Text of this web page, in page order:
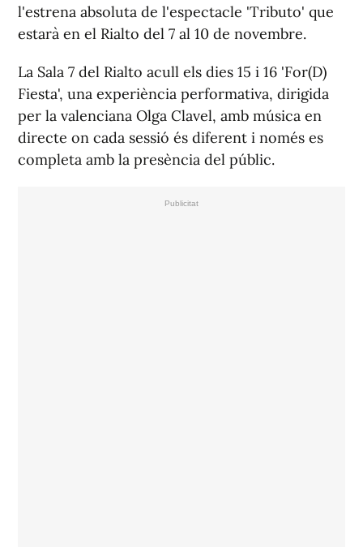
l'estrena absoluta de l'espectacle 'Tributo' que
estarà en el Rialto del 7 al 10 de novembre.
La Sala 7 del Rialto acull els dies 15 i 16 'For(D)
Fiesta', una experiència performativa, dirigida
per la valenciana Olga Clavel, amb música en
directe on cada sessió és diferent i només es
completa amb la presència del públic.